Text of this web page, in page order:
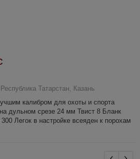
Республика Татарстан, Казань
калибром для охоты и спорта
дульном срезе 24 мм Твист 8 Бланк
Легок в настройке всеяден к порохам